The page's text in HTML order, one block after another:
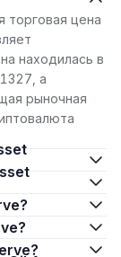
торговая цена
находилась в
а
рыночная